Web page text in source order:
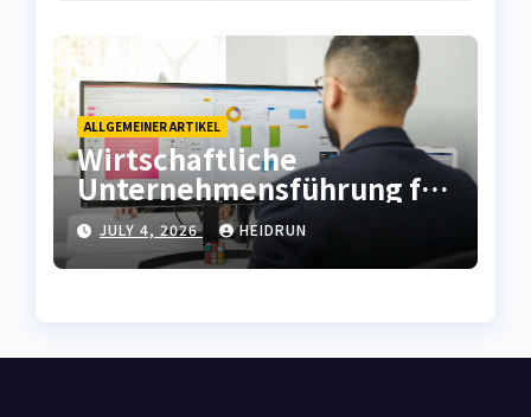
ALLGEMEINER ARTIKEL
Wirtschaftliche
Unternehmensführung für
moderne
Strukturentwicklung
JULY 4, 2026 HEIDRUN